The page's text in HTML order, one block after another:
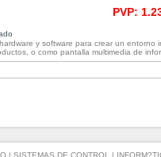
PVP:
y software para crear un entorno
o como pantalla multimedia de
| SISTEMAS DE CONTROL |